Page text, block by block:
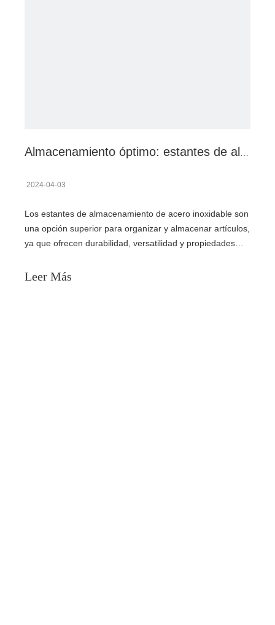
Almacenamiento óptimo: estantes de almacenamiento de acero inoxidable para una gestión eficiente del espacio
2024-04-03
Los estantes de almacenamiento de acero inoxidable son
una opción superior para organizar y almacenar artículos,
ya que ofrecen durabilidad, versatilidad y propiedades
cargas pesadas y resistir la corrosión, asegurando un
Leer Más